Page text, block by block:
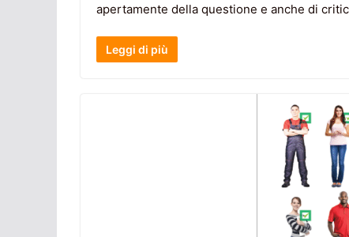
apertamente della questione e anche di
Leggi di più